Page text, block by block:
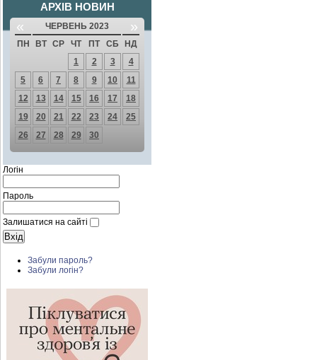
АРХІВ НОВИН
« ЧЕРВЕНЬ 2023 »
ПН ВТ СР ЧТ ПТ СБ
НД
1
2 3
4
5
6 7 8 9 10
11
12
13 14 15 16 17
18
19
20 21 22 23 24
25
26
27 28 29 30
Логін
Пароль
Залишатися на сайті
Забули пароль?
Забули логін?